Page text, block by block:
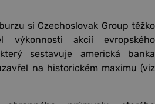
si Czechoslovak Group těžko
výkonnosti akcií evropského
sestavuje americká banka
na historickém maximu (viz